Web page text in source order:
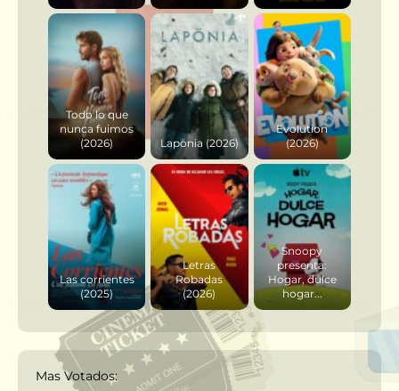
Todo lo que
nunca fuimos
(2026)
Lapönia (2026)
Evolution
(2026)
Las corrientes
(2025)
Letras
Robadas
(2026)
Snoopy
presenta:
Hogar, dulce
hogar...
Mas Votados: